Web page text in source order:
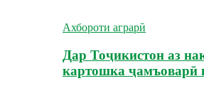
Ахбороти аграрӣ
Дар Тоҷикистон аз
картошка ҷамъоварӣ